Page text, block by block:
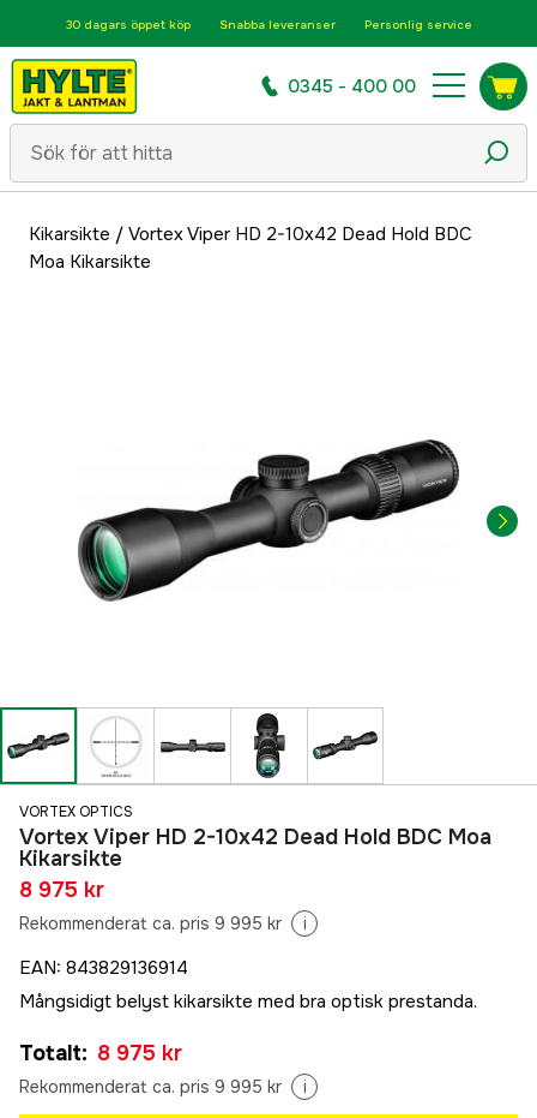
30 dagars öppet köp Snabba leveranser Personlig service
0345 - 400 00
Kikarsikte / Vortex Viper HD 2-10x42 Dead Hold BDC
Moa Kikarsikte
VORTEX OPTICS
Vortex Viper HD 2-10x42 Dead Hold BDC Moa
Kikarsikte
8 975 kr
Rekommenderat ca. pris 9 995 kr i
EAN: 843829136914
Mångsidigt belyst kikarsikte med bra optisk prestanda.
Totalt: 8 975 kr
Rekommenderat ca. pris 9 995 kr i